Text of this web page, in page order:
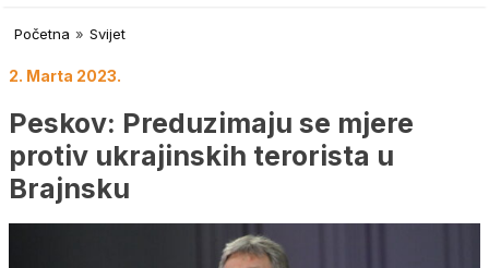
Početna » Svijet
2. Marta 2023.
Peskov: Preduzimaju se mjere
protiv ukrajinskih terorista u
Brajnsku